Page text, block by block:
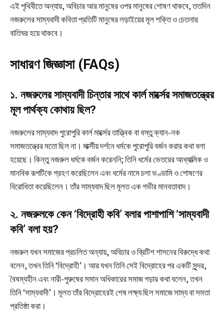
এই পৃথিবীতে অন্যায়, অবিচার আর মানুষের ওপর মানুষের শোষণ থাকবে, ততদিন
নজরুলের সাম্যবাদী কবিতা প্রতিটি মানুষের লড়াইয়ের মূল শক্তি ও চেতনার
বাতিঘর হয়ে থাকবে।
সাধারণ জিজ্ঞাসা (FAQs)
১. নজরুলের সাম্যবাদী চিন্তার সাথে কার্ল মার্ক্সের সমাজতন্ত্রের
মূল পার্থক্য কোথায় ছিল?
নজরুলের সাম্যবাদ পুরোপুরি কার্ল মার্ক্সের তাত্ত্বিক বা বস্তু ক্যান-নক
সমাজতন্ত্রের মতো ছিল না। মার্ক্সীয় দর্শনে ধর্মকে পুরোপুরি বর্জন করার কথা বলা
হয়েছে। কিন্তু নজরুল ধর্মকে বর্জন করেননি; তিনি ধর্মের ভেতরের আধ্যাত্মিক ও
মানবিক রূপটিকে গ্রহণ করেছিলেন এবং ধর্মের নামে চলা ভণ্ডামি ও শোষণের
বিরোধিতা করেছিলেন। তাঁর সাম্যবাদ ছিল মূলত এক গভীর মানবতাবাদ।
২. নজরুলকে কেন ‘বিদ্রোহী কবি’ বলার পাশাপাশি ‘সাম্যবাদী
কবি’ বলা হয়?
নজরুল যখন সমাজের প্রচলিত অন্যায়, অবিচার ও ব্রিটিশ শাসনের বিরুদ্ধে কথা
বলেন, তখন তিনি ‘বিদ্রোহী’। আর যখন তিনি সেই বিদ্রোহের পর একটি সুন্দর,
বৈষম্যহীন এবং নারী-পুরুষের সমান অধিকারের সমাজ গড়ার কথা বলেন, তখন
তিনি ‘সাম্যবাদী’। মূলত তাঁর বিদ্রোহেরই শেষ লক্ষ্য ছিল সমাজে সাম্য বা সমতা
প্রতিষ্ঠা করা।